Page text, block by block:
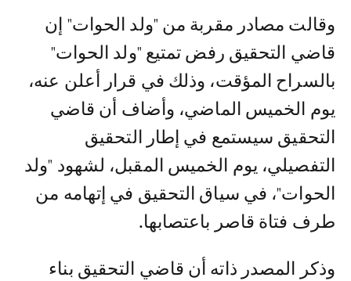
وقالت مصادر مقربة من "ولد الحوات" إن
قاضي التحقيق رفض تمتيع "ولد الحوات"
بالسراح المؤقت، وذلك في قرار أعلن عنه،
يوم الخميس الماضي، وأضاف أن قاضي
التحقيق سيستمع في إطار التحقيق
التفصيلي، يوم الخميس المقبل، لشهود "ولد
الحوات"، في سياق التحقيق في إتهامه من
طرف فتاة قاصر باعتصابها.
وذكر المصدر ذاته أن قاضي التحقيق بناء